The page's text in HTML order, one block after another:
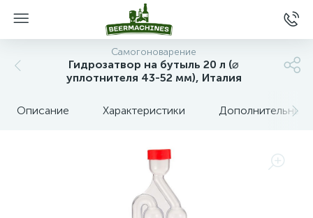
Самогоноварение
Гидрозатвор на бутыль 20 л (⌀
уплотнителя 43-52 мм), Италия
Описание Характеристики Дополнительные